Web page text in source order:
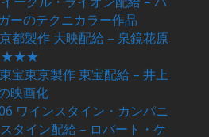
ーのテクニカラー作品
都製作 大映配給 – 泉鏡花原
★★★
宝東京製作 東宝配給 – 井上
映画化
ワインスタイン・カンパニ
タイン配給 – ロバート・ケ